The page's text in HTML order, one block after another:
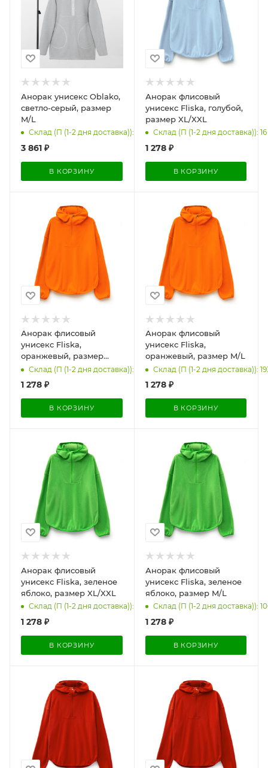
Анорак унисекс Oblako,
светло-серый, размер
M/L
Склад (П (1-2 дня доставка)): 10
3 861 ₽
В КОРЗИНУ
Анорак флисовый
унисекс Fliska, голубой,
размер XL/XXL
Склад (П (1-2 дня доставка)): 16
1 278₽
В КОРЗИНУ
Анорак флисовый
унисекс Fliska,
оранжевый, размер
XL/XXL
Склад (П (1-2 дня доставка)): 142
1 278 ₽
В КОРЗИНУ
Анорак флисовый
унисекс Fliska,
оранжевый, размер M/L
Склад (П (1-2 дня доставка)):
1 278₽
В КОРЗИНУ
Анорак флисовый
унисекс Fliska, зеленое
яблоко, размер XL/XXL
Склад (П (1-2 дня доставка)): 101
1 278 ₽
В КОРЗИНУ
Анорак флисовый
унисекс Fliska, зеленое
яблоко, размер M/L
Склад (П (1-2 дня доставка)):
1 278₽
В КОРЗИНУ